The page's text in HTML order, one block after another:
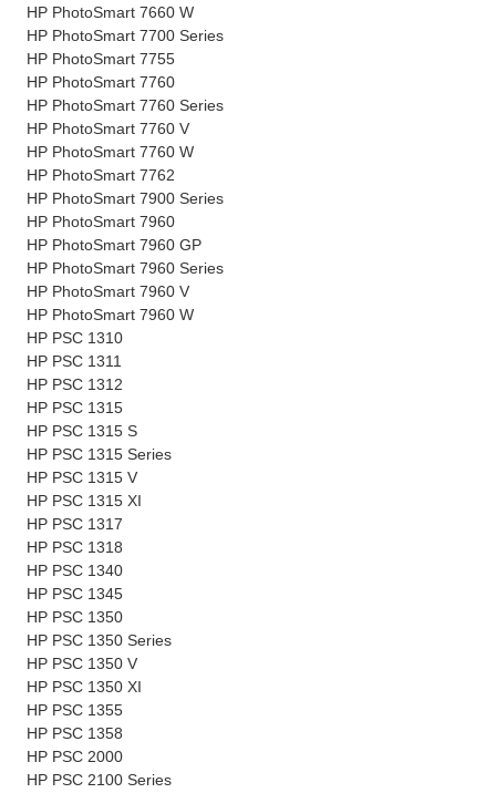
HP PhotoSmart 7660 W
HP PhotoSmart 7700 Series
HP PhotoSmart 7755
HP PhotoSmart 7760
HP PhotoSmart 7760 Series
HP PhotoSmart 7760 V
HP PhotoSmart 7760 W
HP PhotoSmart 7762
HP PhotoSmart 7900 Series
HP PhotoSmart 7960
HP PhotoSmart 7960 GP
HP PhotoSmart 7960 Series
HP PhotoSmart 7960 V
HP PhotoSmart 7960 W
HP PSC 1310
HP PSC 1311
HP PSC 1312
HP PSC 1315
HP PSC 1315 S
HP PSC 1315 Series
HP PSC 1315 V
HP PSC 1315 XI
HP PSC 1317
HP PSC 1318
HP PSC 1340
HP PSC 1345
HP PSC 1350
HP PSC 1350 Series
HP PSC 1350 V
HP PSC 1350 XI
HP PSC 1355
HP PSC 1358
HP PSC 2000
HP PSC 2100 Series